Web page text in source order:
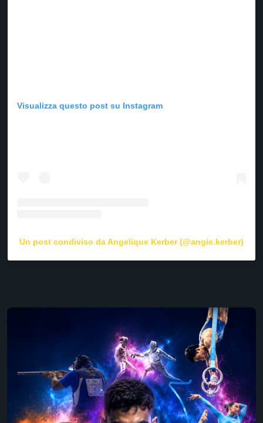
Visualizza questo post su Instagram
Un post condiviso da Angelique Kerber (@angie.kerber)